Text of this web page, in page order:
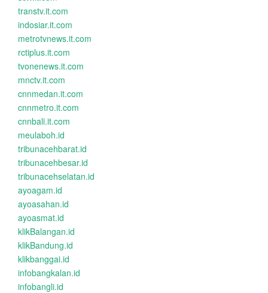
transtv.it.com
indosiar.it.com
metrotvnews.it.com
rctiplus.it.com
tvonenews.it.com
mnctv.it.com
cnnmedan.it.com
cnnmetro.it.com
cnnbali.it.com
meulaboh.id
tribunacehbarat.id
tribunacehbesar.id
tribunacehselatan.id
ayoagam.id
ayoasahan.id
ayoasmat.id
klikBalangan.id
klikBandung.id
klikbanggai.id
infobangkalan.id
infobangli.id